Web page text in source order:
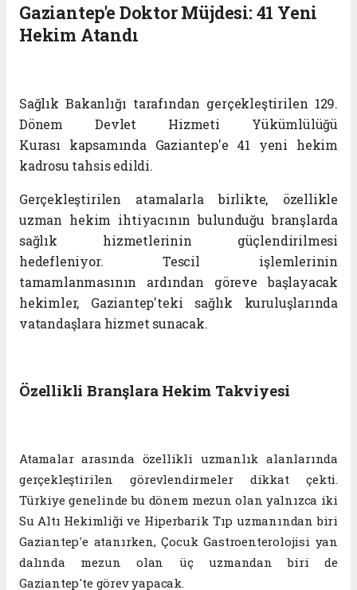
Gaziantep'e Doktor Müjdesi: 41 Yeni
Hekim Atandı
Sağlık Bakanlığı tarafından gerçekleştirilen 129.
Dönem Devlet Hizmeti Yükümlülüğü
Kurası kapsamında Gaziantep'e 41 yeni hekim
kadrosu tahsis edildi.
Gerçekleştirilen atamalarla birlikte, özellikle
uzman hekim ihtiyacının bulunduğu branşlarda
sağlık hizmetlerinin güçlendirilmesi
hedefleniyor. Tescil işlemlerinin
tamamlanmasının ardından göreve başlayacak
hekimler, Gaziantep'teki sağlık kuruluşlarında
vatandaşlara hizmet sunacak.
Özellikli Branşlara Hekim Takviyesi
Atamalar arasında özellikli uzmanlık alanlarında
gerçekleştirilen görevlendirmeler dikkat çekti.
Türkiye genelinde bu dönem mezun olan yalnızca iki
Su Altı Hekimliği ve Hiperbarik Tıp uzmanından biri
Gaziantep'e atanırken,Çocuk Gastroenterolojisi yan
dalında mezun olan üç uzmandan biri de
Gaziantep'te görev yapacak.